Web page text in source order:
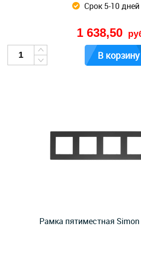
Срок 5-10 дней
1 638,50
В корзину
Рамка пятиместная